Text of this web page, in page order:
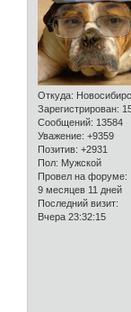
Откуда:
Зарегистрирован:
Сообщений: 13584
Уважение: +9359
Позитив: +2931
Пол: Мужской
Провел на форуме:
9 месяцев 11 дней
Последний визит:
Вчера 23:32:15